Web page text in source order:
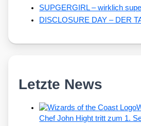
SUPGERGIRL – wirklich
DISCLOSURE DAY – DER
Letzte News
Chef John Hight tritt zum 1.